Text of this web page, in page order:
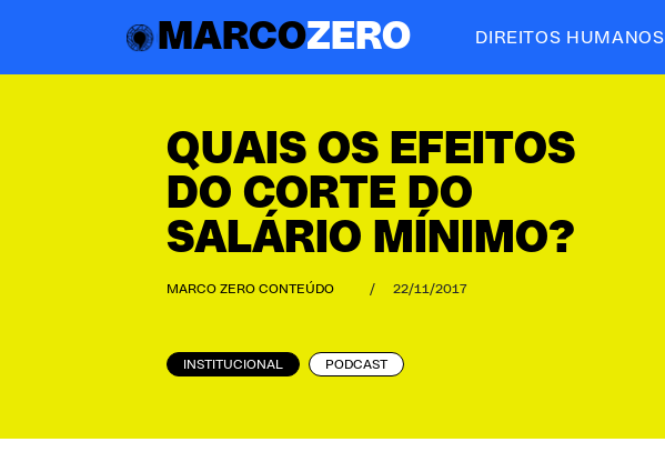
MARCOZERO DIREITOS HUMANOS
QUAIS OS EFEITOS
DO CORTE DO
SALÁRIO MÍNIMO?
MARCO ZERO CONTEÚDO / 22/11/2017
INSTITUCIONAL PODCAST